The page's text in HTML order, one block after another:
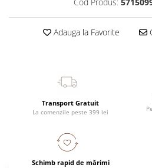
Adauga la Favorite
Transport Gratuit
La comenzile peste 399 lei
Schimb rapid de mărimi